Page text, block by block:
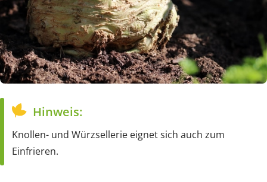
Hinweis:
Knollen- und Würzsellerie eignet sich auch zum
Einfrieren.